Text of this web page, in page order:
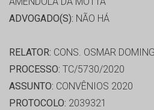
ADVOGADO(S): NÃO HÁ
RELATOR: CONS. OSMAR
PROCESSO: TC/5730/2020
ASSUNTO: CONVÊNIOS 2020
PROTOCOLO: 2039321